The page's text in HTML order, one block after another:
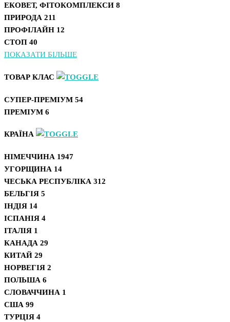
ЕКОВЕТ, ФІТОКОМПЛЕКСИ 8
ПРИРОДА 211
ПРОФІЛАЙН 12
СТОП 40
ПОКАЗАТИ БІЛЬШЕ
ТОВАР КЛАС
СУПЕР-ПРЕМІУМ 54
ПРЕМІУМ 6
КРАЇНА
НІМЕЧЧИНА 1947
УГОРЩИНА 14
ЧЕСЬКА РЕСПУБЛІКА 312
БЕЛЬГІЯ 5
ІНДІЯ 14
ІСПАНІЯ 4
ІТАЛІЯ 1
КАНАДА 29
КИТАЙ 29
НОРВЕГІЯ 2
ПОЛЬША 6
СЛОВАЧЧИНА 1
США 99
ТУРЦІЯ 4